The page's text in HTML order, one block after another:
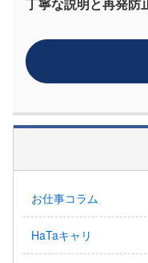
丁寧な説明と再発防
お仕事コラム
HaTaキャリ